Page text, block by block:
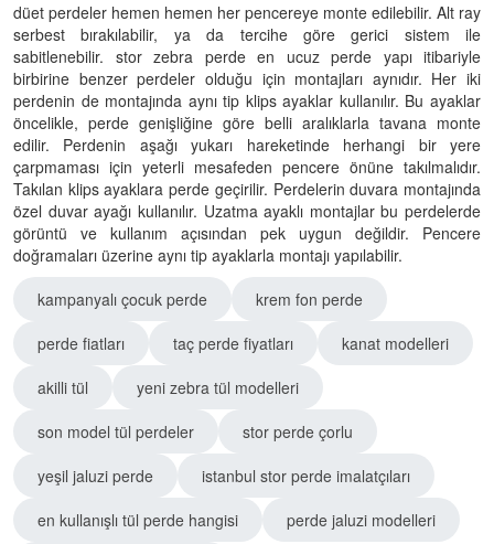
düet perdeler hemen hemen her pencereye monte edilebilir. Alt ray
serbest bırakılabilir, ya da tercihe göre gerici sistem ile
sabitlenebilir. stor zebra perde en ucuz perde yapı itibariyle
birbirine benzer perdeler olduğu için montajları aynıdır. Her iki
perdenin de montajında aynı tip klips ayaklar kullanılır. Bu ayaklar
öncelikle, perde genişliğine göre belli aralıklarla tavana monte
edilir. Perdenin aşağı yukarı hareketinde herhangi bir yere
çarpmaması için yeterli mesafeden pencere önüne takılmalıdır.
Takılan klips ayaklara perde geçirilir. Perdelerin duvara montajında
özel duvar ayağı kullanılır. Uzatma ayaklı montajlar bu perdelerde
görüntü ve kullanım açısından pek uygun değildir. Pencere
doğramaları üzerine aynı tip ayaklarla montajı yapılabilir.
kampanyalı çocuk perde
krem fon perde
perde fiatları
taç perde fiyatları
kanat modelleri
akilli tül
yeni zebra tül modelleri
son model tül perdeler
stor perde çorlu
yeşil jaluzi perde
istanbul stor perde imalatçıları
en kullanışlı tül perde hangisi
perde jaluzi modelleri